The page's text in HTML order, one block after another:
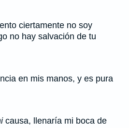
ciertamente no soy
no hay salvación de tu
en mis manos, y es pura
causa, llenaría mi boca de